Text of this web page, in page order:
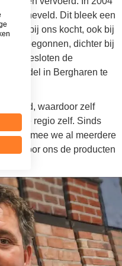
Barneveld. Dit bleek een
klant bij ons kocht, ook bij
begonnen, dichter bij
ook besloten de
in Bergharen te
waardoor zelf
in de regio zelf. Sinds
waarmee we al meerdere
voor ons de producten